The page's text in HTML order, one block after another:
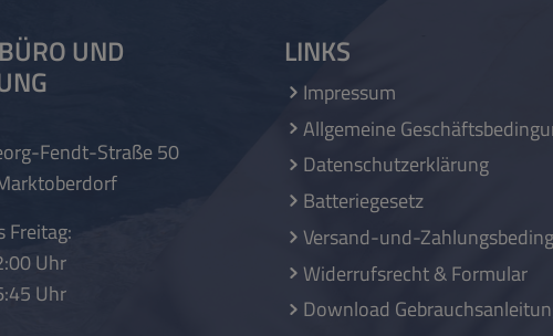
UND
Fendt-Straße 50
Freitag:
Uhr
Uhr
LINKS
Impressum
Allgemeine
Datenschutzerklärung
Batteriegesetz
Versand-und-
Widerrufsrecht & Formular
Download